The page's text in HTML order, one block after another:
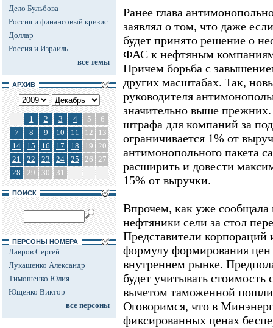
Дело Бульбова
Россия и финансовый кризис
Доллар
Россия и Израиль
все темы
АРХИВ
1 2 3 4 5
6
7
8 9 10 11 12
13
14
15 16 17 18 19 20
21
22 23 24 25 26 27
28
29 30 31
ПОИСК
ПЕРСОНЫ НОМЕРА
Лавров Сергей
Лукашенко Александр
Тимошенко Юлия
Ющенко Виктор
все персоны
Ранее глава
заявлял о том, что даже
будет принято решение о
ФАС к нефтяным
Причем борьба с
других масштабах. Так,
руководителя
значительно выше
штрафа для компаний за
ограничивается 1% от
антимонопольного пакета
расширить и довести
15% от выручки.
Впрочем, как уже сообщала
нефтяники сели за стол
Представители
формулу формирования
внутреннем рынке.
будет учитывать
вычетом таможенной
Оговоримся, что в
фиксированных ценах